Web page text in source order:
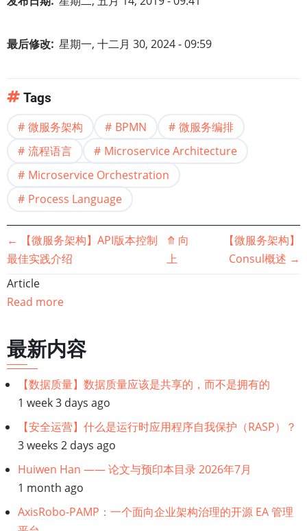
最后修改 星期一, 十二月 30, 2024 - 09:59
Tags
微服务架构 BPMN
微服务编排
流程语言
Microservice Architecture
Microservice Orchestration
Process Language
书
遍
历
链
接：
【微
服
务
架
←
【微服务架构】API版本控制
最佳实践介绍
⤊ 向
上
【微服务架构】
Consul概述 →
Article
Read more
最新内容
【数据质量】数据质量应该是共享的，而不是拥有的
1 week 3 days ago
【安全运营】什么是运行时应用程序自我保护（RASP）？
3 weeks 2 days ago
Huiwen Han —— 论文与预印本目录 2026年7月
1 month ago
AxisRobo-PAMP：一个面向企业架构治理的开源 EA 管理